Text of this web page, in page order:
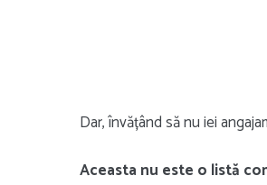
Dar, învățând să nu iei
Aceasta nu este o listă